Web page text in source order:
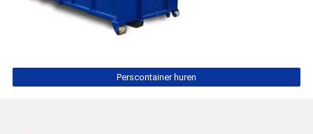
Perscontainer huren